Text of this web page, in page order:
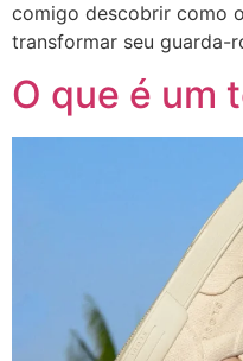
comigo descobrir como
transformar seu guarda-
O que é um